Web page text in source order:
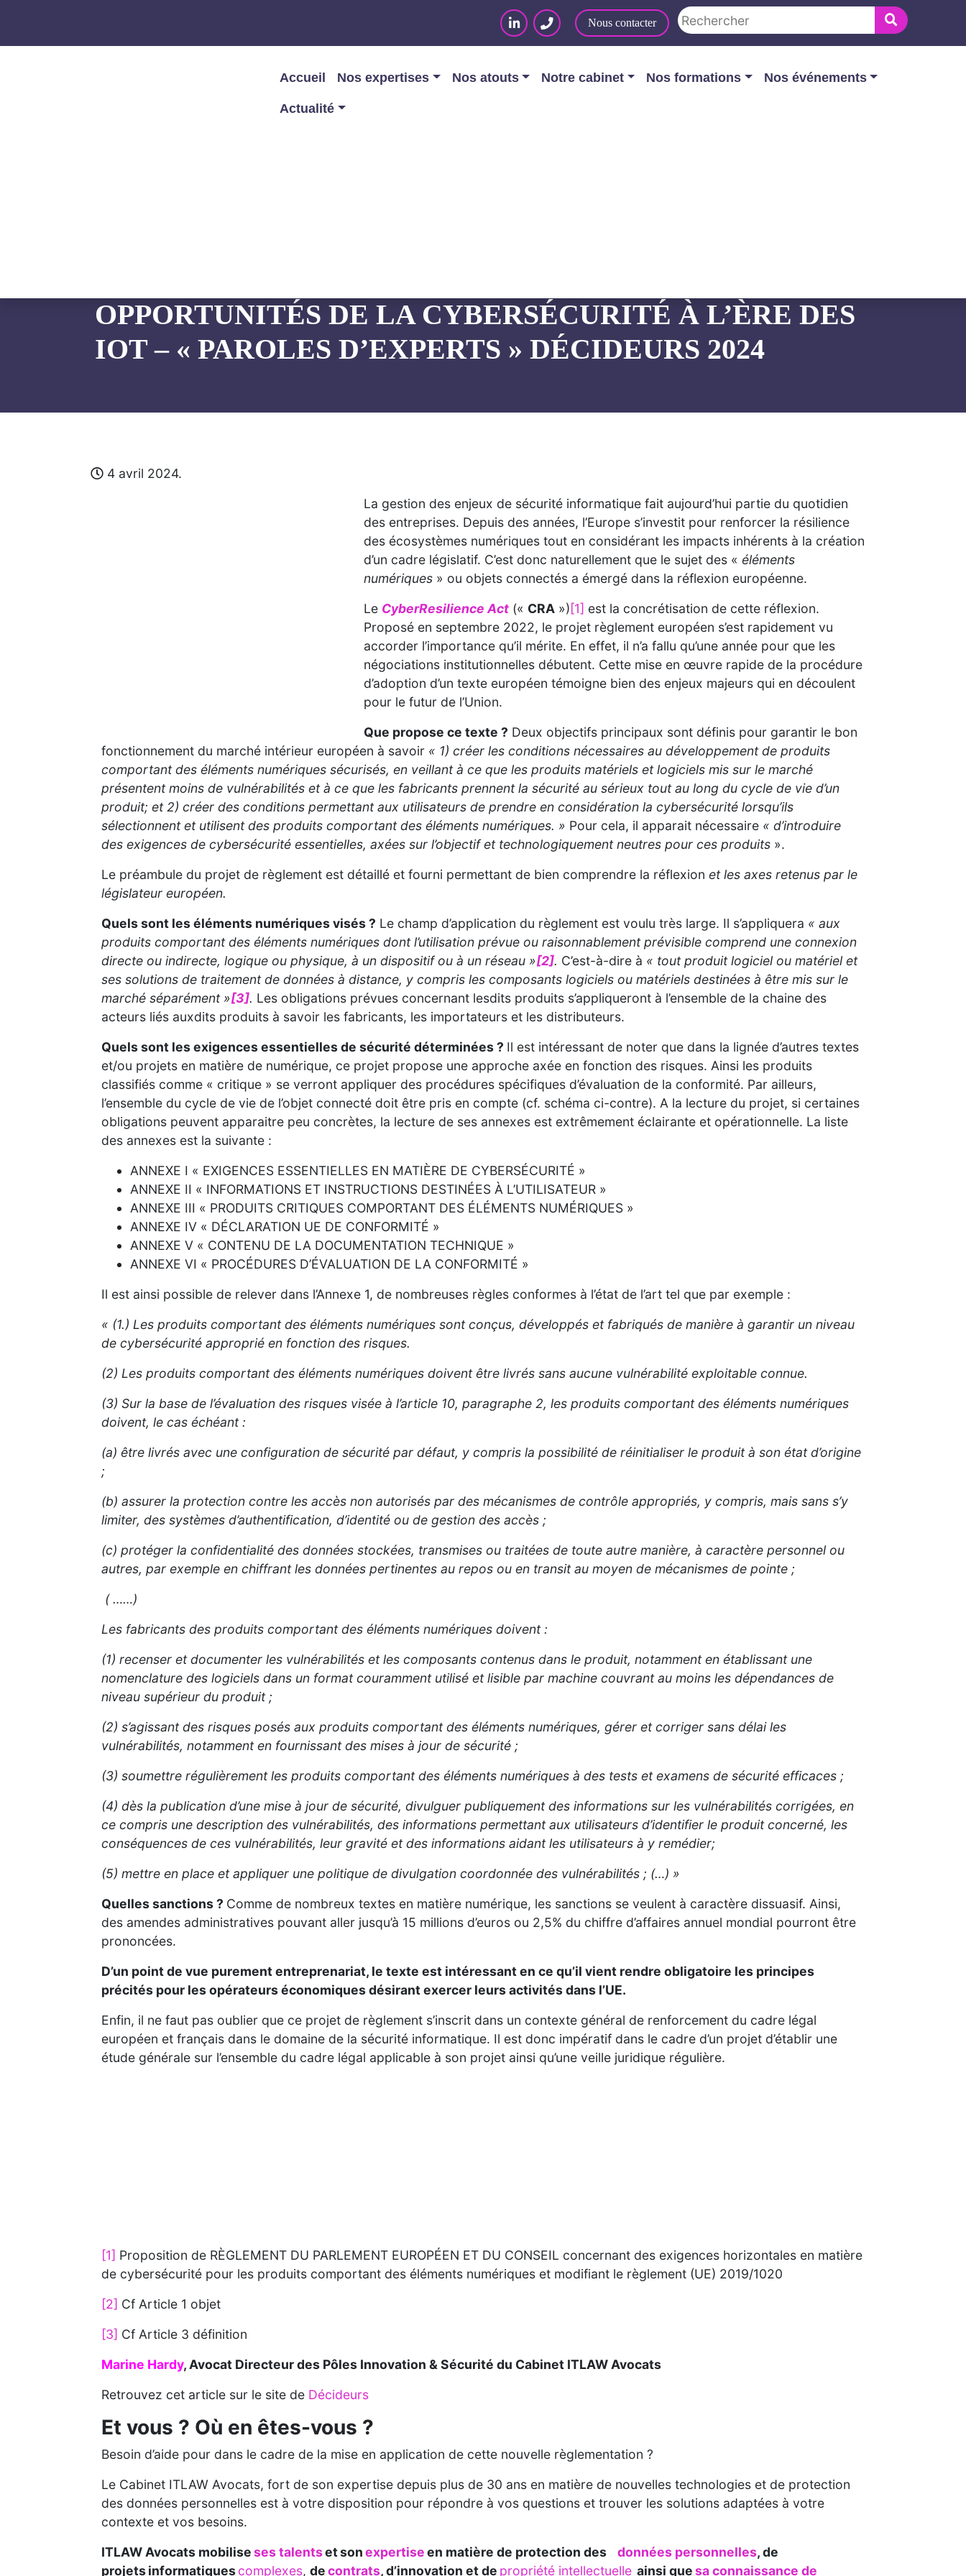
Nous contacter
Accueil Nos expertises Nos atouts Notre cabinet Nos formations Nos événements
Actualité
OPPORTUNITÉS DE LA CYBERSÉCURITÉ À L’ÈRE DES
IOT – « PAROLES D’EXPERTS » DÉCIDEURS 2024
4 avril 2024.
La gestion des enjeux de sécurité informatique fait aujourd’hui partie du quotidien
des entreprises. Depuis des années, l’Europe s’investit pour renforcer la résilience
des écosystèmes numériques tout en considérant les impacts inhérents à la création
d’un cadre législatif. C’est donc naturellement que le sujet des « éléments
numériques » ou objets connectés a émergé dans la réflexion européenne.
Le CyberResilience Act (« CRA »)[1] est la concrétisation de cette réflexion.
Proposé en septembre 2022, le projet règlement européen s’est rapidement vu
accorder l’importance qu’il mérite. En effet, il n’a fallu qu’une année pour que les
négociations institutionnelles débutent. Cette mise en œuvre rapide de la procédure
d’adoption d’un texte européen témoigne bien des enjeux majeurs qui en découlent
pour le futur de l’Union.
Que propose ce texte ? Deux objectifs principaux sont définis pour garantir le bon
fonctionnement du marché intérieur européen à savoir « 1) créer les conditions nécessaires au développement de produits
comportant des éléments numériques sécurisés, en veillant à ce que les produits matériels et logiciels mis sur le marché
présentent moins de vulnérabilités et à ce que les fabricants prennent la sécurité au sérieux tout au long du cycle de vie d’un
produit; et 2) créer des conditions permettant aux utilisateurs de prendre en considération la cybersécurité lorsqu’ils
sélectionnent et utilisent des produits comportant des éléments numériques. » Pour cela, il apparait nécessaire « d’introduire
des exigences de cybersécurité essentielles, axées sur l’objectif et technologiquement neutres pour ces produits ».
Le préambule du projet de règlement est détaillé et fourni permettant de bien comprendre la réflexion et les axes retenus par le
législateur européen.
Quels sont les éléments numériques visés ? Le champ d’application du règlement est voulu très large. Il s’appliquera « aux
produits comportant des éléments numériques dont l’utilisation prévue ou raisonnablement prévisible comprend une connexion
directe ou indirecte, logique ou physique, à un dispositif ou à un réseau »[2]. C’est-à-dire à « tout produit logiciel ou matériel et
ses solutions de traitement de données à distance, y compris les composants logiciels ou matériels destinées à être mis sur le
marché séparément »[3]. Les obligations prévues concernant lesdits produits s’appliqueront à l’ensemble de la chaine des
acteurs liés auxdits produits à savoir les fabricants, les importateurs et les distributeurs.
Quels sont les exigences essentielles de sécurité déterminées ? Il est intéressant de noter que dans la lignée d’autres textes
et/ou projets en matière de numérique, ce projet propose une approche axée en fonction des risques. Ainsi les produits
classifiés comme « critique » se verront appliquer des procédures spécifiques d’évaluation de la conformité. Par ailleurs,
l’ensemble du cycle de vie de l’objet connecté doit être pris en compte (cf. schéma ci-contre). A la lecture du projet, si certaines
obligations peuvent apparaitre peu concrètes, la lecture de ses annexes est extrêmement éclairante et opérationnelle. La liste
des annexes est la suivante :
ANNEXE I « EXIGENCES ESSENTIELLES EN MATIÈRE DE CYBERSÉCURITÉ »
ANNEXE II « INFORMATIONS ET INSTRUCTIONS DESTINÉES À L’UTILISATEUR »
ANNEXE III « PRODUITS CRITIQUES COMPORTANT DES ÉLÉMENTS NUMÉRIQUES »
ANNEXE IV « DÉCLARATION UE DE CONFORMITÉ »
ANNEXE V « CONTENU DE LA DOCUMENTATION TECHNIQUE »
ANNEXE VI « PROCÉDURES D’ÉVALUATION DE LA CONFORMITÉ »
Il est ainsi possible de relever dans l’Annexe 1, de nombreuses règles conformes à l’état de l’art tel que par exemple :
« (1.) Les produits comportant des éléments numériques sont conçus, développés et fabriqués de manière à garantir un niveau
de cybersécurité approprié en fonction des risques.
(2) Les produits comportant des éléments numériques doivent être livrés sans aucune vulnérabilité exploitable connue.
(3) Sur la base de l’évaluation des risques visée à l’article 10, paragraphe 2, les produits comportant des éléments numériques
doivent, le cas échéant :
(a) être livrés avec une configuration de sécurité par défaut, y compris la possibilité de réinitialiser le produit à son état d’origine
;
(b) assurer la protection contre les accès non autorisés par des mécanismes de contrôle appropriés, y compris, mais sans s’y
limiter, des systèmes d’authentification, d’identité ou de gestion des accès ;
(c) protéger la confidentialité des données stockées, transmises ou traitées de toute autre manière, à caractère personnel ou
autres, par exemple en chiffrant les données pertinentes au repos ou en transit au moyen de mécanismes de pointe ;
( ……)
Les fabricants des produits comportant des éléments numériques doivent :
(1) recenser et documenter les vulnérabilités et les composants contenus dans le produit, notamment en établissant une
nomenclature des logiciels dans un format couramment utilisé et lisible par machine couvrant au moins les dépendances de
niveau supérieur du produit ;
(2) s’agissant des risques posés aux produits comportant des éléments numériques, gérer et corriger sans délai les
vulnérabilités, notamment en fournissant des mises à jour de sécurité ;
(3) soumettre régulièrement les produits comportant des éléments numériques à des tests et examens de sécurité efficaces ;
(4) dès la publication d’une mise à jour de sécurité, divulguer publiquement des informations sur les vulnérabilités corrigées, en
ce compris une description des vulnérabilités, des informations permettant aux utilisateurs d’identifier le produit concerné, les
conséquences de ces vulnérabilités, leur gravité et des informations aidant les utilisateurs à y remédier;
(5) mettre en place et appliquer une politique de divulgation coordonnée des vulnérabilités ; (…) »
Quelles sanctions ? Comme de nombreux textes en matière numérique, les sanctions se veulent à caractère dissuasif. Ainsi,
des amendes administratives pouvant aller jusqu’à 15 millions d’euros ou 2,5% du chiffre d’affaires annuel mondial pourront être
prononcées.
D’un point de vue purement entreprenariat, le texte est intéressant en ce qu’il vient rendre obligatoire les principes
précités pour les opérateurs économiques désirant exercer leurs activités dans l’UE.
Enfin, il ne faut pas oublier que ce projet de règlement s’inscrit dans un contexte général de renforcement du cadre légal
européen et français dans le domaine de la sécurité informatique. Il est donc impératif dans le cadre d’un projet d’établir une
étude générale sur l’ensemble du cadre légal applicable à son projet ainsi qu’une veille juridique régulière.
[1] Proposition de RÈGLEMENT DU PARLEMENT EUROPÉEN ET DU CONSEIL concernant des exigences horizontales en matière
de cybersécurité pour les produits comportant des éléments numériques et modifiant le règlement (UE) 2019/1020
[2] Cf Article 1 objet
[3] Cf Article 3 définition
Marine Hardy, Avocat Directeur des Pôles Innovation & Sécurité du Cabinet ITLAW Avocats
Retrouvez cet article sur le site de Décideurs
Et vous ? Où en êtes-vous ?
Besoin d’aide pour dans le cadre de la mise en application de cette nouvelle règlementation ?
Le Cabinet ITLAW Avocats, fort de son expertise depuis plus de 30 ans en matière de nouvelles technologies et de protection
des données personnelles est à votre disposition pour répondre à vos questions et trouver les solutions adaptées à votre
contexte et vos besoins.
ITLAW Avocats mobiliseses talentset sonexpertiseen matière de protection des données personnelles, de
projets informatiquescomplexes, decontrats, d’innovation et de propriété intellectuelle ainsi quesa connaissance de